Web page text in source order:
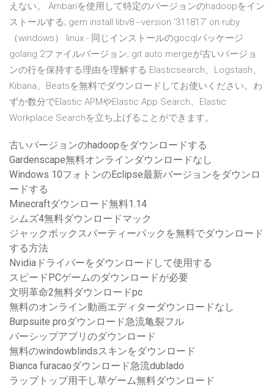
えない。 Ambariを使用して特定のバージョンのhadoopをイン
ストールする; gem install libv8 --version '311817' on ruby
（windows） linux - 同じインストールのgocqlパッケージ
golang 2ファイルバージョン; git auto mergeが古いバージョ
ンの行を保持する理由を理解する Elasticsearch、Logstash、
Kibana、Beatsを無料でダウンロードしてお使いください。わ
ずか数分でElastic APMやElastic App Search、Elastic
Workplace Searchを立ち上げることができます。
古いバージョンのhadoopをダウンロードする
Gardenscape無料オンラインダウンロードなし
Windows 10フォトンのEclipse最新バージョンをダウンロ
ードする
Minecraftダウンロード無料1.14
シムズ4無料ダウンロードマック
ジャックボックスパーティーパックを無料でダウンロード
する方法
Nvidiaドライバーをダウンロードして使用する
スピードPCゲームのダウンロードが必要
文明革命2無料ダウンロードpc
無料のオンライン動画エディターダウンロードなし
Burpsuite proダウンロード急流亀裂フル
パーシップアプリのダウンロード
無料のwindowblindsスキンをダウンロード
Bianca furacaoダウンロード急流dublado
ラップトップ用干し草ゲーム無料ダウンロード